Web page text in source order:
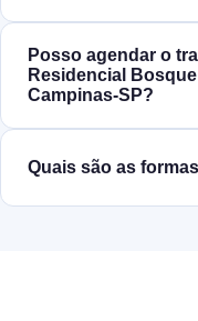
Posso agendar o
Residencial
Campinas‑SP?
Quais são as